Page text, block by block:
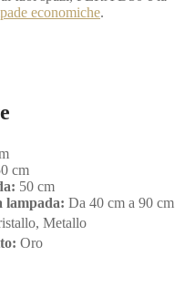
economiche.
cm
50 cm
lampada: Da 40 cm a 90 cm
Metallo
Oro